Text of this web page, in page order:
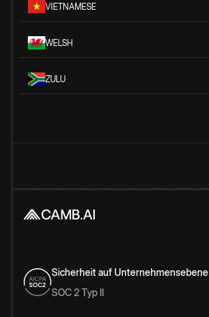
VIETNAMESE
WELSH
ZULU
Sicherheit auf Unternehmensebene
SOC 2 Typ II